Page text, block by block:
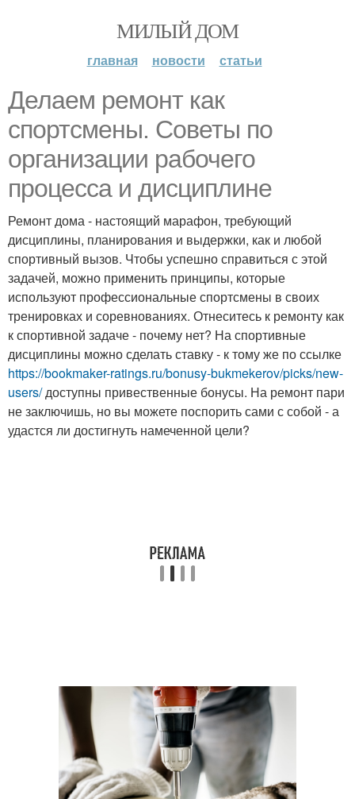
МИЛЫЙ ДОМ
главная новости статьи
Делаем ремонт как
спортсмены. Советы по
организации рабочего
процесса и дисциплине
Ремонт дома - настоящий марафон, требующий
дисциплины, планирования и выдержки, как и любой
спортивный вызов. Чтобы успешно справиться с этой
задачей, можно применить принципы, которые
используют профессиональные спортсмены в своих
тренировках и соревнованиях. Отнеситесь к ремонту как
к спортивной задаче - почему нет? На спортивные
дисциплины можно сделать ставку - к тому же по ссылке
https://bookmaker-ratings.ru/bonusy-bukmekerov/picks/new-
users/доступны привественные бонусы. На ремонт пари
не заключишь, но вы можете поспорить сами с собой - а
удастся ли достигнуть намеченной цели?